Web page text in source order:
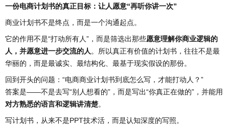
一份电商计划书的真正目标：让人愿意“再听你讲一次”
商业计划书不是终点，而是一个沟通起点。
它的作用不是“打动所有人”，而是筛选出那些愿意理解你商业逻辑的
人，并愿意进一步交流的人。所以真正有价值的计划书，往往不是最
华丽的，而是最诚实、最结构化、最基于现实假设的那份。
回到开头的问题：“电商商业计划书到底怎么写，才能打动人？”
答案是——不是去写“别人想看的”，而是写出“你真正在做的”，并能用
对方熟悉的语言和逻辑讲清楚。
写计划书，从来不是PPT技术活，而是认知深度的写照。